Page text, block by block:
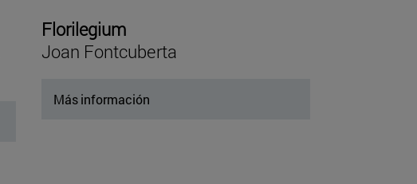
Florilegium
Joan Fontcuberta
Más información